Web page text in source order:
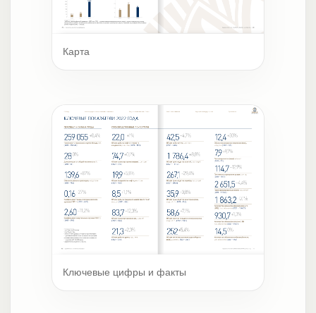
Карта
Ключевые цифры и факты